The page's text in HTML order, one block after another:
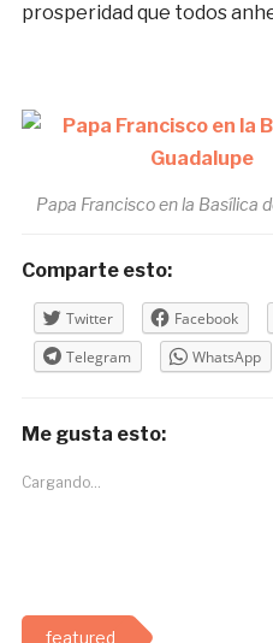
prosperidad que todos
Papa Francisco en la Basílica
Comparte esto:
Twitter Facebook
Telegram
WhatsApp
Me gusta esto:
Cargando...
featured